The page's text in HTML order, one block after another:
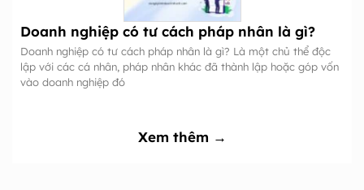
Doanh nghiệp có tư cách pháp nhân là gì?
Doanh nghiệp có tư cách pháp nhân là gì? Là một chủ thể độc
lập với các cá nhân, pháp nhân khác đã thành lập hoặc góp vốn
vào doanh nghiệp đó
Xem thêm →